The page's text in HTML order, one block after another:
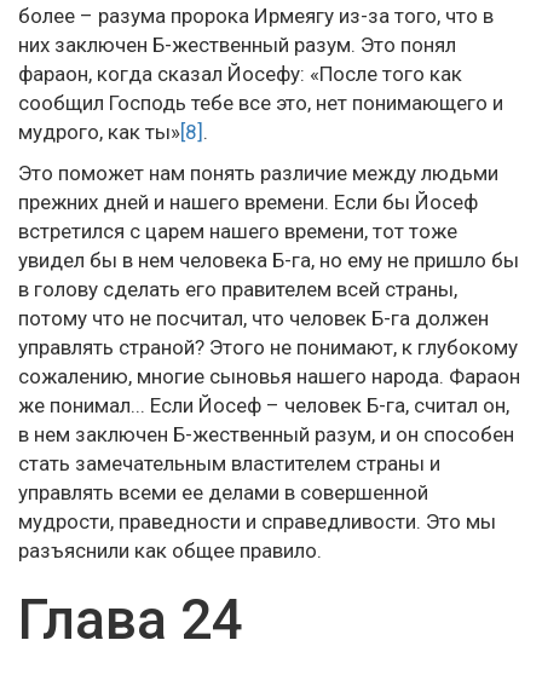
более – разума пророка Ирмеягу из-за того, что в
них заключен Б-жественный разум. Это понял
фараон, когда сказал Йосефу: «После того как
сообщил Господь тебе все это, нет понимающего и
мудрого, как ты»[8] .
Это поможет нам понять различие между людьми
прежних дней и нашего времени. Если бы Йосеф
встретился с царем нашего времени, тот тоже
увидел бы в нем человека Б-га, но ему не пришло бы
в голову сделать его правителем всей страны,
потому что не посчитал, что человек Б-га должен
управлять страной? Этого не понимают, к глубокому
сожалению, многие сыновья нашего народа. Фараон
же понимал... Если Йосеф – человек Б-га, считал он,
в нем заключен Б-жественный разум, и он способен
стать замечательным властителем страны и
управлять всеми ее делами в совершенной
мудрости, праведности и справедливости. Это мы
разъяснили как общее правило.
Глава 24